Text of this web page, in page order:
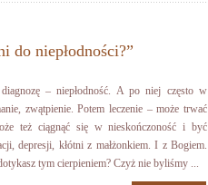
do niepłodności?”
– niepłodność. A po niej często w
zwątpienie. Potem leczenie – może trwać
też ciągnąć się w nieskończoność i być
depresji, kłótni z małżonkiem. I z Bogiem.
tym cierpieniem? Czyż nie byliśmy ...